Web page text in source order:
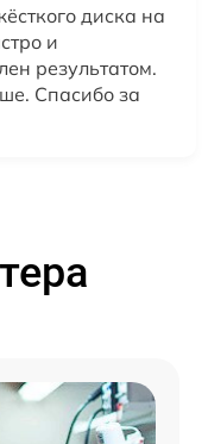
диска на
и
результатом.
Спасибо за